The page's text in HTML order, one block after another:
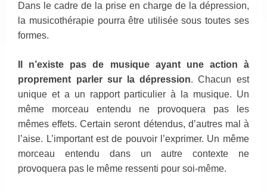
Dans le cadre de la prise en charge de la dépression,
la musicothérapie pourra être utilisée sous toutes ses
formes.
Il n’existe pas de musique ayant une action à
proprement parler sur la dépression. Chacun est
unique et a un rapport particulier à la musique. Un
même morceau entendu ne provoquera pas les
mêmes effets. Certain seront détendus, d’autres mal à
l’aise. L’important est de pouvoir l’exprimer. Un même
morceau entendu dans un autre contexte ne
provoquera pas le même ressenti pour soi-même.